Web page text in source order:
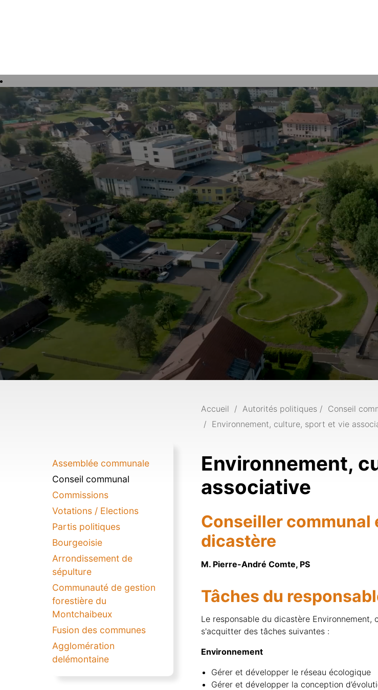
Assemblée communale
Conseil communal
Commissions
Votations / Elections
Partis politiques
Bourgeoisie
Arrondissement de
sépulture
Communauté de gestion
forestière du
Montchaibeux
Fusion des communes
Agglomération
delémontaine
Accueil Autorités politiques Conseil
Environnement, culture, sport et vie
Environnement,
associative
Conseiller communal
dicastère
M. Pierre-André Comte, PS
Tâches du
Le responsable du dicastère
s'acquitter des tâches suivantes :
Environnement
Gérer et développer le réseau écologique
Gérer et développer la conception